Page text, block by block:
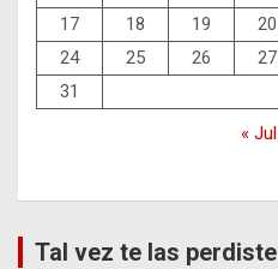
17
18 19 20
24
25 26 27
31
« Jul
Tal vez te las perdiste